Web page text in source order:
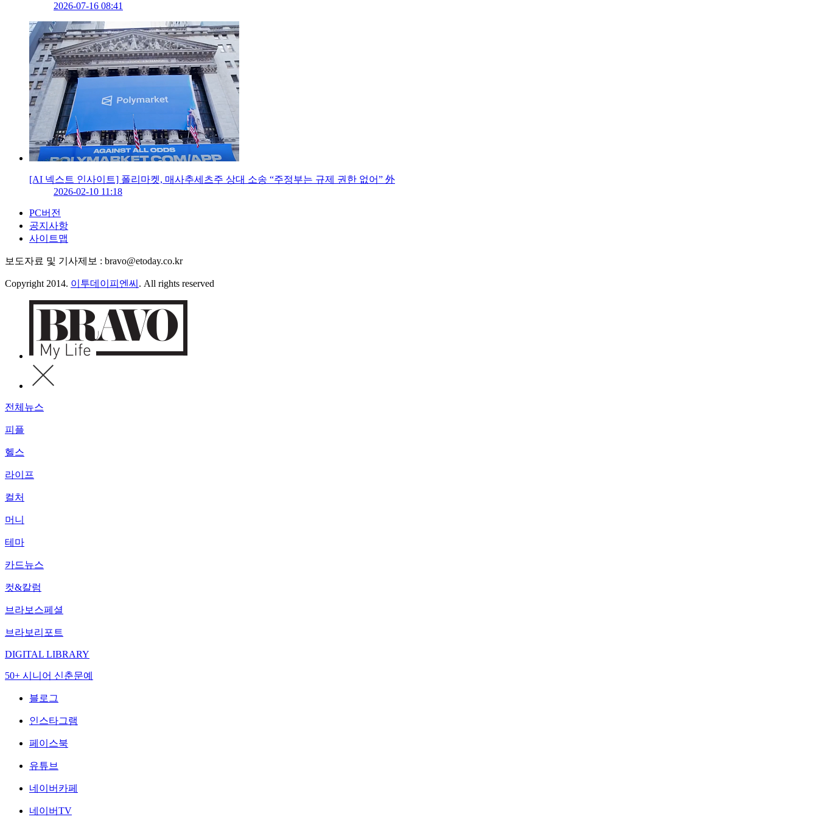
2026-07-16 08:41
[AI 넥스트 인사이트] 폴리마켓, 매사추세츠주 상대 소송 “주정부는 규제 권한 없어” 外
2026-02-10 11:18
PC버전
공지사항
사이트맵
보도자료 및 기사제보 : bravo@etoday.co.kr
Copyright 2014. 이투데이피엔씨 . All rights reserved
전체뉴스
피플
헬스
라이프
컬처
머니
테마
카드뉴스
컷&칼럼
브라보스페셜
브라보리포트
DIGITAL LIBRARY
50+ 시니어 신춘문예
블로그
인스타그램
페이스북
유튜브
네이버카페
네이버TV